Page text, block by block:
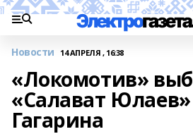
Новости 14 АПРЕЛЯ , 16:38
«Локомотив»
«Салават
Гагарина